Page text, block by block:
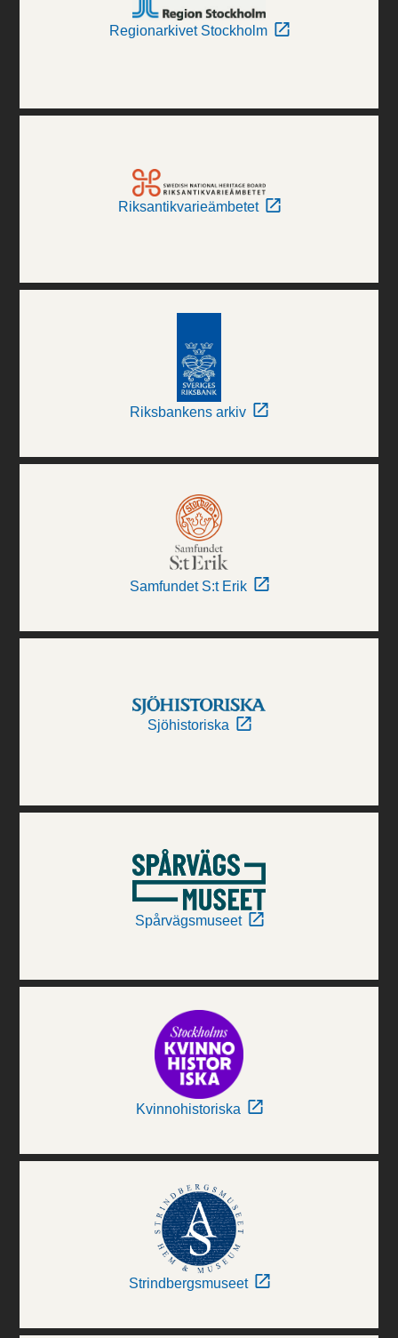
Regionarkivet Stockholm
Riksantikvarieämbetet
Riksbankens arkiv
Samfundet S:t Erik
Sjöhistoriska
Spårvägsmuseet
Kvinnohistoriska
Strindbergsmuseet